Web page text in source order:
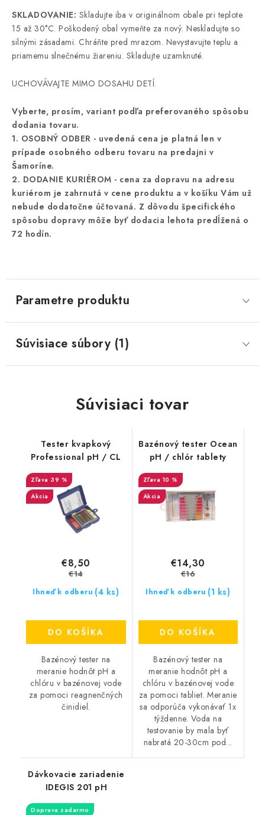
SKLADOVANIE: Skladujte iba v originálnom obale pri teplote
15 až 30°C. Poškodený obal vymeňte za nový. Neskladujte so
silnými zásadami. Chráňte pred mrazom. Nevystavujte teplu a
priamemu slnečnému žiareniu. Skladujte uzamknuté.
UCHOVÁVAJTE MIMO DOSAHU DETÍ.
Vyberte, prosím, variant podľa preferovaného spôsobu
dodania tovaru.
1. OSOBNÝ ODBER - uvedená cena je platná len v
prípade osobného odberu tovaru na predajni v
Šamoríne.
2. DODANIE KURIÉROM - cena za dopravu na adresu
kuriérom je zahrnutá v cene produktu a v košíku Vám už
nebude dodatočne účtovaná. Z dôvodu špecifického
spôsobu dopravy môže byť dodacia lehota predĺžená o
72 hodín.
Parametre produktu
Súvisiace súbory (1)
Súvisiaci tovar
Tester kvapkový
Professional pH / CL
39 %
Akcia
Ihneď k odberu (4 ks)
€8,50
€14
DO KOŠÍKA
Bazénový tester na
meranie hodnôt pH a
chlóru v bazénovej vode
za pomoci reagnenčných
činidiel.
Bazénový tester Ocean
pH / chlór tablety
10 %
Akcia
Ihneď k odberu (1 ks)
€14,30
€16
DO KOŠÍKA
Bazénový tester na
meranie hodnôt pH a
chlóru v bazénovej vode
za pomoci tabliet. Meranie
sa odporúča vykonávať 1x
týždenne. Voda na
testovanie by mala byť
nabratá 20-30cm pod...
Dávkovacie zariadenie
IDEGIS 201 pH
Doprava zadarmo